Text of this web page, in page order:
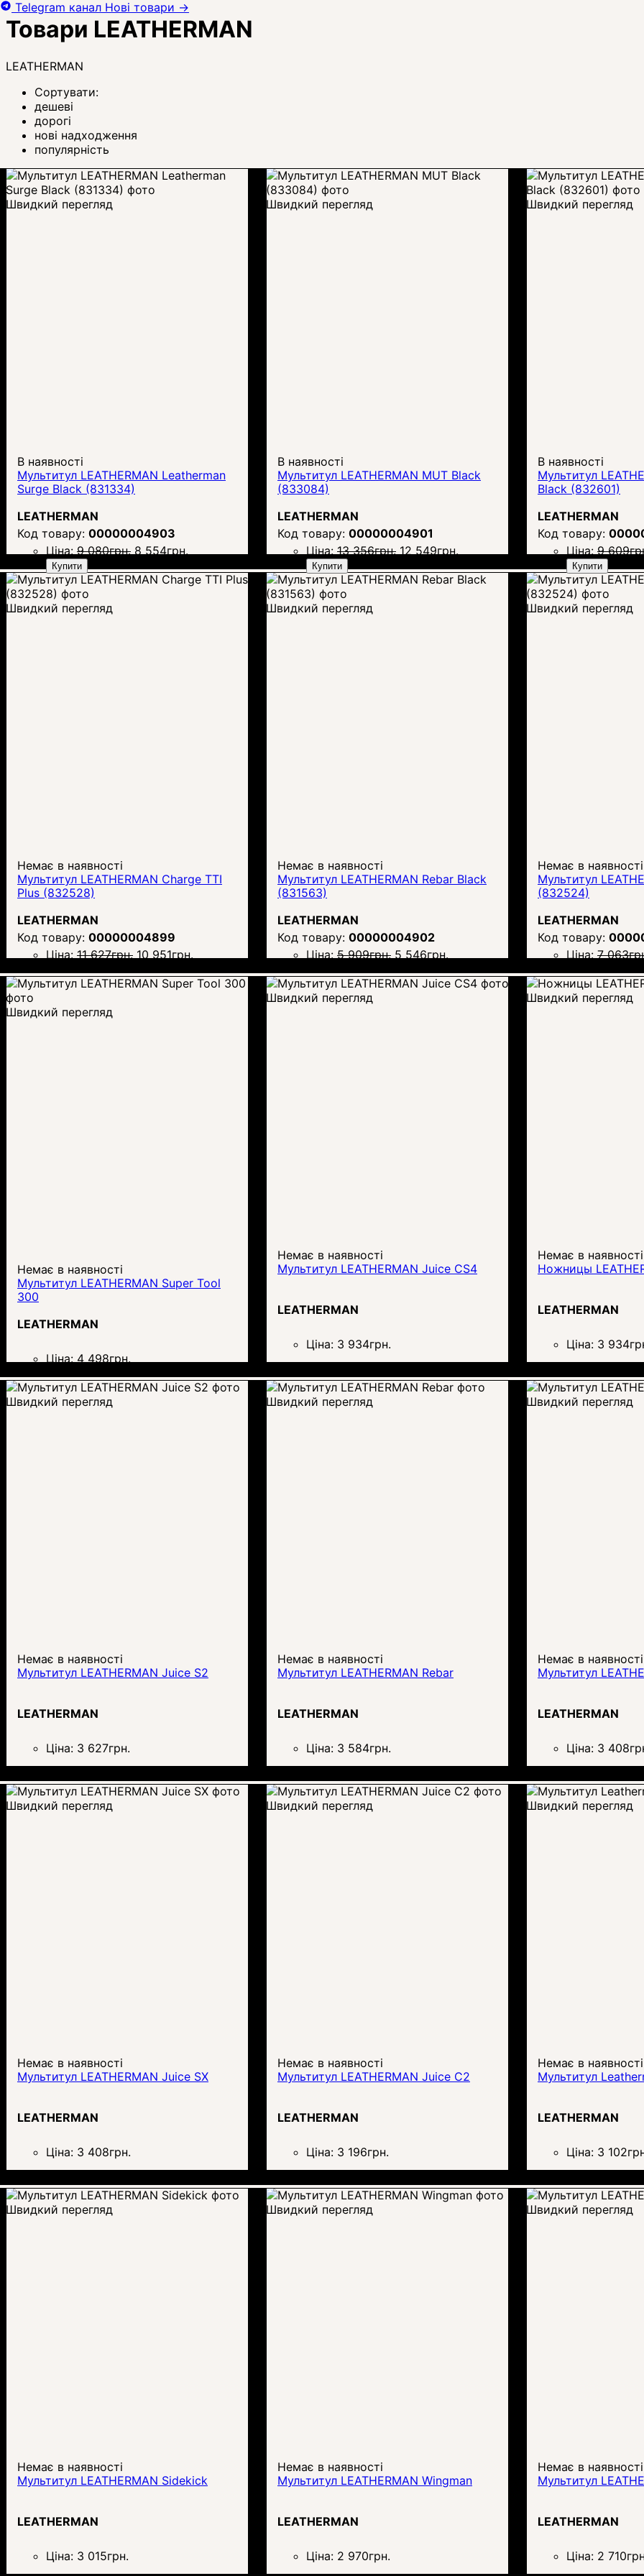
Товари LEATHERMAN
LEATHERMAN
Сортувати:
дешеві
дорогі
нові надходження
популярність
Швидкий перегляд
В наявності
Мультитул LEATHERMAN Leatherman
Surge Black (831334)
LEATHERMAN
00000004903
Ціна: 9 080грн. 8 554грн.
Купити
Швидкий перегляд
В наявності
Мультитул LEATHERMAN MUT Black
(833084)
LEATHERMAN
00000004901
Ціна: 13 356грн. 12 549грн.
Купити
Швидкий перегляд
В наявності
Мультитул
Black (832601)
LEATHERMAN
Ціна: 9 609
Купити
Швидкий перегляд
Немає в наявності
Мультитул LEATHERMAN Charge TTI
Plus (832528)
LEATHERMAN
00000004899
Ціна: 11 627грн. 10 951грн.
Швидкий перегляд
Немає в наявності
Мультитул LEATHERMAN Rebar Black
(831563)
LEATHERMAN
00000004902
Ціна: 5 909грн. 5 546грн.
Швидкий перегляд
Немає в наявності
Мультитул
(832524)
LEATHERMAN
Ціна: 7 063
Швидкий перегляд
Немає в наявності
Мультитул LEATHERMAN Super Tool
300
LEATHERMAN
Ціна: 4 498грн.
Швидкий перегляд
Немає в наявності
Мультитул LEATHERMAN Juice CS4
LEATHERMAN
Ціна: 3 934грн.
Швидкий перегляд
Немає в наявності
Ножницы
LEATHERMAN
Ціна: 3 934
Швидкий перегляд
Немає в наявності
Мультитул LEATHERMAN Juice S2
LEATHERMAN
Ціна: 3 627грн.
Швидкий перегляд
Немає в наявності
Мультитул LEATHERMAN Rebar
LEATHERMAN
Ціна: 3 584грн.
Швидкий перегляд
Немає в наявності
Мультитул
LEATHERMAN
Ціна: 3 408
Швидкий перегляд
Немає в наявності
Мультитул LEATHERMAN Juice SX
LEATHERMAN
Ціна: 3 408грн.
Швидкий перегляд
Немає в наявності
Мультитул LEATHERMAN Juice C2
LEATHERMAN
Ціна: 3 196грн.
Швидкий перегляд
Немає в наявності
Мультитул
LEATHERMAN
Ціна: 3 102
Швидкий перегляд
Немає в наявності
Мультитул LEATHERMAN Sidekick
LEATHERMAN
Ціна: 3 015грн.
Швидкий перегляд
Немає в наявності
Мультитул LEATHERMAN Wingman
LEATHERMAN
Ціна: 2 970грн.
Швидкий перегляд
Немає в наявності
Мультитул
LEATHERMAN
Ціна: 2 710
Telegram канал Нові товари →